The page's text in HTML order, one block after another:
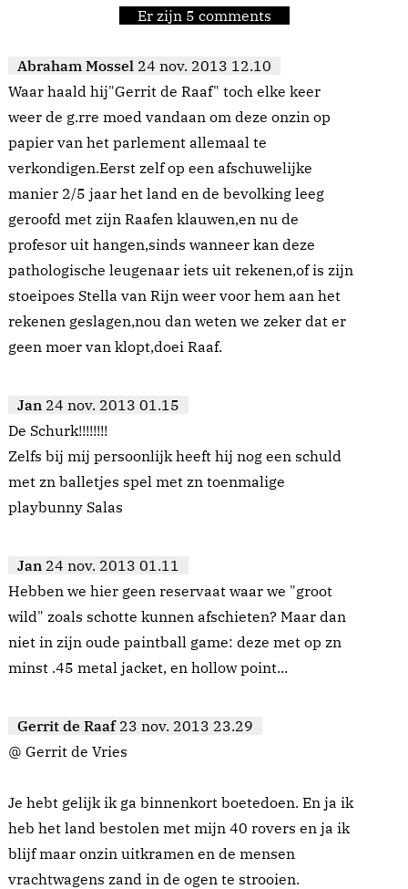
Er zijn 5 comments
Abraham Mossel 24 nov. 2013 12.10
Waar haald hij"Gerrit de Raaf" toch elke keer
weer de g.rre moed vandaan om deze onzin op
papier van het parlement allemaal te
verkondigen.Eerst zelf op een afschuwelijke
manier 2/5 jaar het land en de bevolking leeg
geroofd met zijn Raafen klauwen,en nu de
profesor uit hangen,sinds wanneer kan deze
pathologische leugenaar iets uit rekenen,of is zijn
stoeipoes Stella van Rijn weer voor hem aan het
rekenen geslagen,nou dan weten we zeker dat er
geen moer van klopt,doei Raaf.
Jan 24 nov. 2013 01.15
De Schurk!!!!!!!!
Zelfs bij mij persoonlijk heeft hij nog een schuld
met zn balletjes spel met zn toenmalige
playbunny Salas
Jan 24 nov. 2013 01.11
Hebben we hier geen reservaat waar we "groot
wild" zoals schotte kunnen afschieten? Maar dan
niet in zijn oude paintball game: deze met op zn
minst .45 metal jacket, en hollow point...
Gerrit de Raaf 23 nov. 2013 23.29
@ Gerrit de Vries
Je hebt gelijk ik ga binnenkort boetedoen. En ja ik
heb het land bestolen met mijn 40 rovers en ja ik
blijf maar onzin uitkramen en de mensen
vrachtwagens zand in de ogen te strooien.